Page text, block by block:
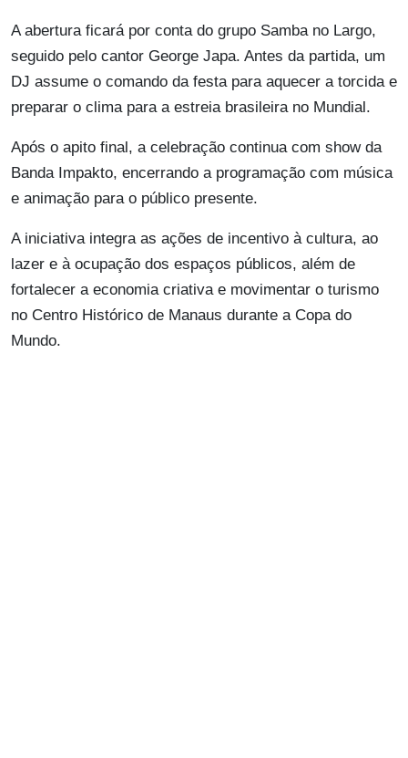
A abertura ficará por conta do grupo Samba no Largo,
seguido pelo cantor George Japa. Antes da partida, um
DJ assume o comando da festa para aquecer a torcida e
preparar o clima para a estreia brasileira no Mundial.
Após o apito final, a celebração continua com show da
Banda Impakto, encerrando a programação com música
e animação para o público presente.
A iniciativa integra as ações de incentivo à cultura, ao
lazer e à ocupação dos espaços públicos, além de
fortalecer a economia criativa e movimentar o turismo
no Centro Histórico de Manaus durante a Copa do
Mundo.